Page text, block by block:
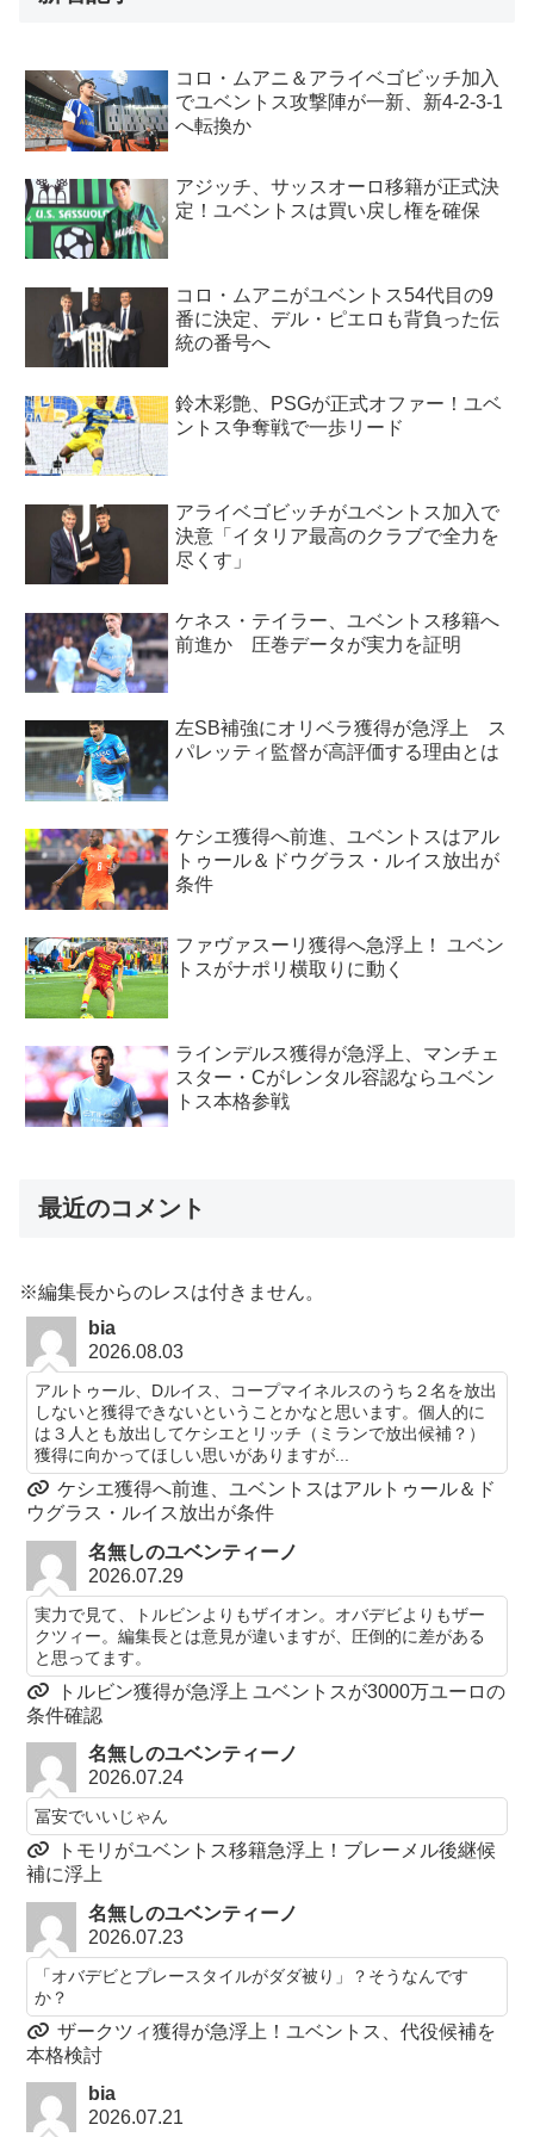
コロ・ムアニ＆アライベゴビッチ加入
でユベントス攻撃陣が一新、新4-2-3-1
へ転換か
アジッチ、サッスオーロ移籍が正式決
定！ユベントスは買い戻し権を確保
コロ・ムアニがユベントス54代目の9
番に決定、デル・ピエロも背負った伝
統の番号へ
鈴木彩艶、PSGが正式オファー！ユベ
ントス争奪戦で一歩リード
アライベゴビッチがユベントス加入で
決意「イタリア最高のクラブで全力を
尽くす」
ケネス・テイラー、ユベントス移籍へ
前進か 圧巻データが実力を証明
左SB補強にオリベラ獲得が急浮上 ス
パレッティ監督が高評価する理由とは
ケシエ獲得へ前進、ユベントスはアル
トゥール＆ドウグラス・ルイス放出が
条件
ファヴァスーリ獲得へ急浮上！ ユベン
トスがナポリ横取りに動く
ラインデルス獲得が急浮上、マンチェ
スター・Cがレンタル容認ならユベン
トス本格参戦
最近のコメント
※編集長からのレスは付きません。
bia
2026.08.03
アルトゥール、Dルイス、コープマイネルスのうち２名を放出
しないと獲得できないということかなと思います。個人的に
は３人とも放出してケシエとリッチ（ミランで放出候補？）
獲得に向かってほしい思いがありますが...
ケシエ獲得へ前進、ユベントスはアルトゥール＆ド
ウグラス・ルイス放出が条件
名無しのユベンティーノ
2026.07.29
実力で見て、トルビンよりもザイオン。オバデビよりもザー
クツィー。編集長とは意見が違いますが、圧倒的に差がある
と思ってます。
トルビン獲得が急浮上 ユベントスが3000万ユーロの
条件確認
名無しのユベンティーノ
2026.07.24
冨安でいいじゃん
トモリがユベントス移籍急浮上！ブレーメル後継候
補に浮上
名無しのユベンティーノ
2026.07.23
「オバデビとプレースタイルがダダ被り」？そうなんです
か？
ザークツィ獲得が急浮上！ユベントス、代役候補を
本格検討
bia
2026.07.21